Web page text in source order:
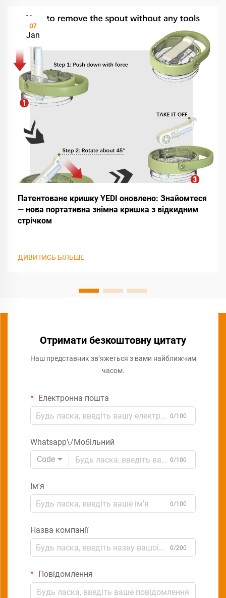
07
Jan
Патентоване кришку YEDI оновлено: Знайомтеся
— нова портативна знімна кришка з відкидним
стрічком
ДИВИТИСЬ БІЛЬШЕ
Отримати безкоштовну цитату
Наш представник зв’яжеться з вами найближчим
часом.
Електронна пошта
0/100
Whatsapp\/Мобільний
Code
0/100
Ім'я
0/100
Назва компанії
0/200
Повідомлення